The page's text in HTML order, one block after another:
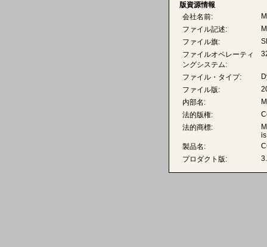
版資源情報
会社名前:
ファイル記述:
ファイル旗:
ファイルオペレーティ
ングシステム:
ファイル・タイプ:
ファイル版:
内部名:
法的版権:
法的商標:
製品名:
プロダクト版: